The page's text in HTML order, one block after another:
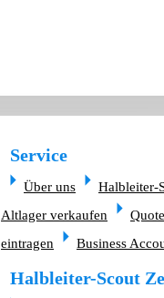
Service
Über uns
Halbleiter-
Altlager verkaufen
eintragen
Business
Halbleiter-Scout